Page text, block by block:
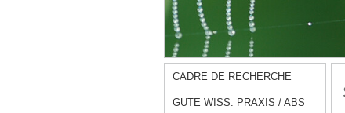
CADRE DE RECHERCHE
GUTE WISS. PRAXIS / ABS